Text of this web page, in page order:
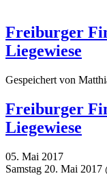
Freiburger
Liegewiese
Gespeichert von
Freiburger
Liegewiese
05. Mai 2017
Samstag 20. Mai 2017